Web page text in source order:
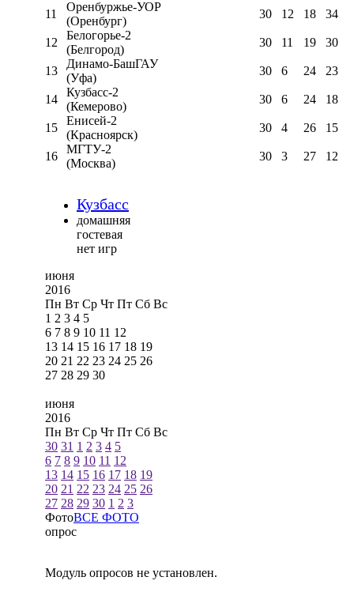
11
Оренбуржье-УОР
(Оренбург)
30 12 18 34
12
Белогорье-2
(Белгород)
30 11 19 30
13
Динамо-БашГАУ
(Уфа)
30 6 24 23
14
Кузбасс-2
(Кемерово)
30 6 24 18
15
Енисей-2
(Красноярск)
30 4 26 15
16
МГТУ-2
(Москва)
30 3 27 12
Кузбасс
домашняя
гостевая
нет игр
июня
2016
Пн Вт Ср Чт Пт Сб Вс
1 2 3 4 5
6 7 8 9 10 11 12
13 14 15 16 17 18 19
20 21 22 23 24 25 26
27 28 29 30
июня
2016
Пн Вт Ср Чт Пт Сб Вс
30 31 1 2 3 4 5
6 7 8 9 10 11 12
13 14 15 16 17 18 19
20 21 22 23 24 25 26
27 28 29 30 1 2 3
ФотоВСЕ ФОТО
опрос
Модуль опросов не установлен.